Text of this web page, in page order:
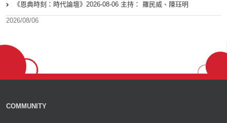
《恩典時刻：時代論壇》2026-08-06 主持： 羅民威、陳珏明
2026/08/06
COMMUNITY